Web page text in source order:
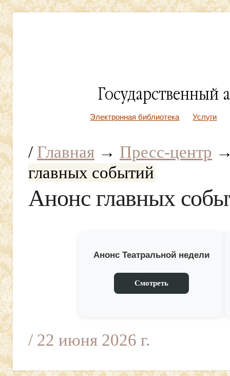
Электронная библиотека Услуги
/ Главная → Пресс-центр
главных событий
Анонс главных
Анонс Театральной недели
Смотреть
/ 22 июня 2026 г.